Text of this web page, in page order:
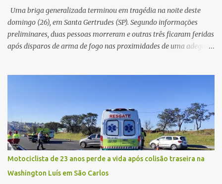
já apresentava antes do furto. O carro possui seguro e, segundo a
v...
Uma briga generalizada terminou em tragédia na noite deste
domingo (26), em Santa Gertrudes (SP). Segundo informações
preliminares, duas pessoas morreram e outras três ficaram feridas
após disparos de arma de fogo nas proximidades de uma adega. O
diversos disparos. Duas vítimas morreram ainda no local. Outras
três pessoas foram baleadas e socorridas. Até o momento, não
foram divulgadas informações oficiais sobre o estado de saúde dos
feridos. Equipes da Polícia Militar de Santa Gertrudes atenderam a
ocorrência e isolaram a área para o trabalho da perícia. Até a
última atualização, nenhum suspeito havia sido preso. A Polícia
Civil investigará a motivação da briga, a autoria dos disparos e as
Motociclista de 23 anos perde a vida após colisão traseira na
Washington Luís em São Carlos